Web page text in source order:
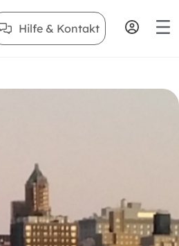
Hilfe & Kontakt